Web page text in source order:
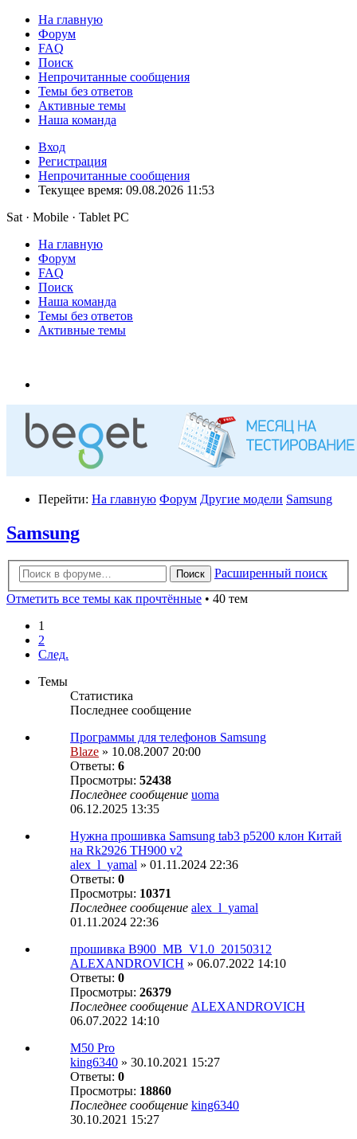
На главную
Форум
FAQ
Поиск
Непрочитанные сообщения
Темы без ответов
Активные темы
Наша команда
Вход
Регистрация
Непрочитанные сообщения
Текущее время: 09.08.2026 11:53
Sat · Mobile · Tablet PC
На главную
Форум
FAQ
Поиск
Наша команда
Темы без ответов
Активные темы
Перейти: На главную Форум Другие модели Samsung
Samsung
Поиск
Расширенный поиск
Отметить все темы как прочтённые • 40 тем
1
2
След.
Темы
Статистика
Последнее сообщение
Программы для телефонов Samsung
Blaze » 10.08.2007 20:00
Ответы: 6
Просмотры: 52438
Последнее сообщение uoma
06.12.2025 13:35
Нужна прошивка Samsung tab3 p5200 клон Китай
на Rk2926 TH900 v2
alex_l_yamal » 01.11.2024 22:36
Ответы: 0
Просмотры: 10371
Последнее сообщение alex_l_yamal
01.11.2024 22:36
прошивка B900_MB_V1.0_20150312
ALEXANDROVICH » 06.07.2022 14:10
Ответы: 0
Просмотры: 26379
Последнее сообщение ALEXANDROVICH
06.07.2022 14:10
M50 Pro
king6340 » 30.10.2021 15:27
Ответы: 0
Просмотры: 18860
Последнее сообщение king6340
30.10.2021 15:27